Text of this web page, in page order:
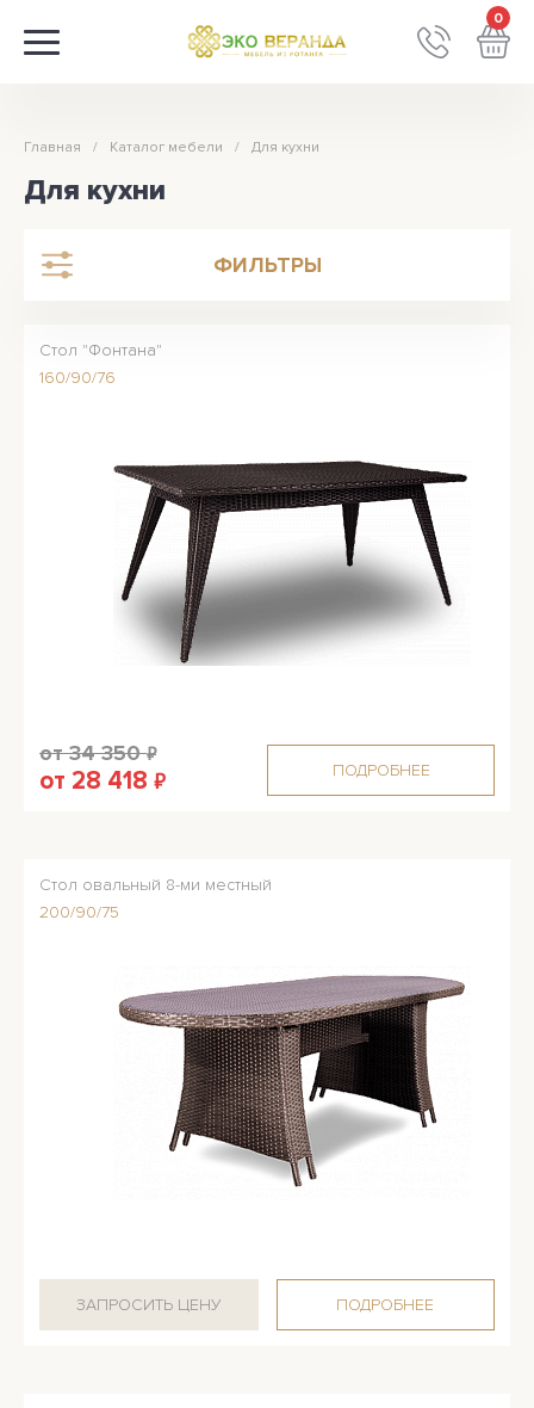
0
Главная Каталог мебели Для кухни
Для кухни
ФИЛЬТРЫ
ПОДРОБНЕЕ
Стол "Фонтана"
160/90/76
от 34 350₽
от 28 418 ₽
ЗАПРОСИТЬ ЦЕНУ ПОДРОБНЕЕ
Стол овальный 8-ми местный
200/90/75